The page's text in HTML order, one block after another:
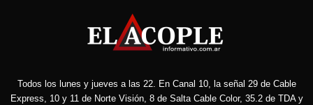
Todos los lunes y jueves a las 22. En Canal 10, la señal 29 de Cable
Express, 10 y 11 de Norte Visión, 8 de Salta Cable Color, 35.2 de TDA y